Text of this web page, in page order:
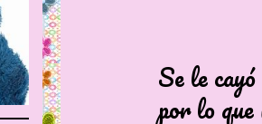
Se le cayó
por lo que no